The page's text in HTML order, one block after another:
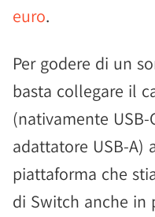
euro.
Per godere di un
basta collegare il
(nativamente
adattatore USB-A)
piattaforma che
di Switch anche in